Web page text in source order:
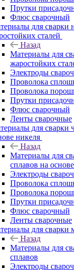
Прутки
Флюс сварочный
для сварки
сталей
Назад
Материалы для
жаростойких
Электроды
Проволока
Проволока
Прутки
Флюс сварочный
Ленты сварочные
для сварки
никеля
Назад
Материалы для
сплавов на
Электроды
Проволока
Проволока
Прутки
Флюс сварочный
Ленты сварочные
для сварки
Назад
Материалы для
сплавов
Электроды